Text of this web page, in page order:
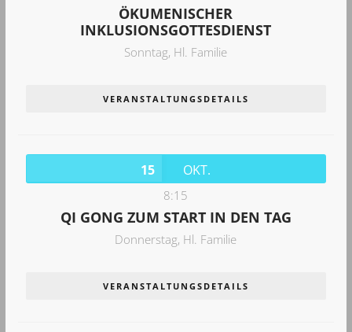
ÖKUMENISCHER
INKLUSIONSGOTTESDIENST
Sonntag, Hl. Familie
VERANSTALTUNGSDETAILS
15 OKT.
8:15
QI GONG ZUM START IN DEN TAG
Donnerstag, Hl. Familie
VERANSTALTUNGSDETAILS